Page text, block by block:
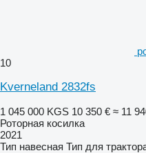
10
Kverneland 2832fs
1 045 000 KGS 10 350 € ≈ 11
Роторная косилка
2021
Тип навесная Тип для